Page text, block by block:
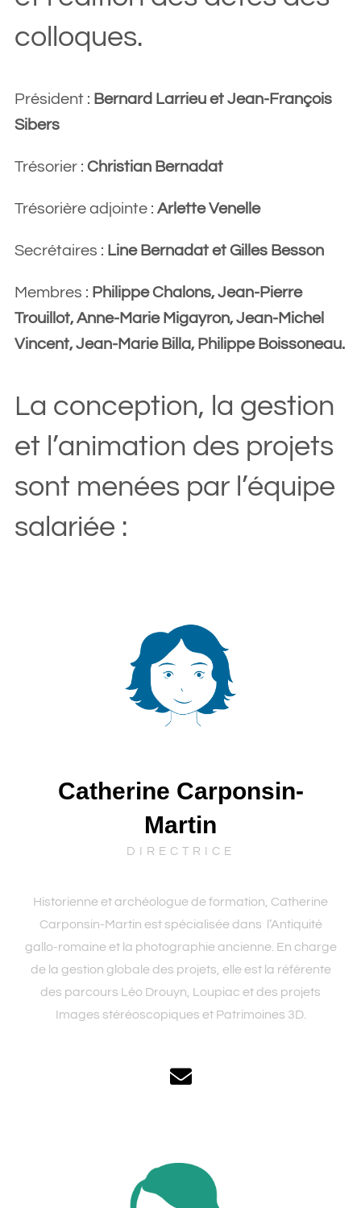
colloques.
Président : Bernard Larrieu et Jean-François
Sibers
Trésorier : Christian Bernadat
Trésorière adjointe : Arlette Venelle
Secrétaires : Line Bernadat et Gilles Besson
Membres : Philippe Chalons, Jean-Pierre
Trouillot, Anne-Marie Migayron, Jean-Michel
Vincent, Jean-Marie Billa, Philippe Boissoneau.
La conception, la gestion
et l’animation des projets
sont menées par l’équipe
salariée :
Catherine Carponsin-
Martin
DIRECTRICE
Historienne et archéologue de formation, Catherine
Carponsin-Martin est spécialisée dans l’Antiquité
gallo-romaine et la photographie ancienne. En charge
de la gestion globale des projets, elle est la référente
des parcours Léo Drouyn, Loupiac et des projets
Images stéréoscopiques et Patrimoines 3D.